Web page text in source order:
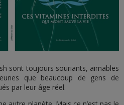
sont toujours souriants, aimables
que beaucoup de gens de
par leur âge réel.